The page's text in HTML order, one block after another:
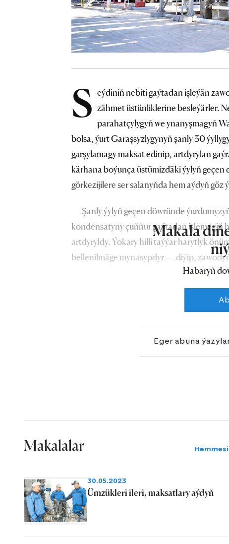
S eýdiniň nebiti gaýtadan işleýän
zähmet üstünliklerine besleýärler.
parahatçylygyň we ynanyşmagyň
bolsa, ýurt Garaşsyzlygynyň şanly 30
garşylamagy maksat edinip, artdyrylan
kärhana boýunça üstümizdäki ýylyň
görkezijilere ser salanyňda hem aýdyň göz
— Şanly ýylyň geçen döwründe
kondensatyny çuňňur gaýtadan işlemegiň
artdyryldy. Ýokary hilli taýýar harytlyk
bellenilmäge mynasypdyr — diýip,
Makala
Habaryň
Eger abuna
Makalalar Hemmesi
30.05.2023
Ümzükleri ileri, maksatlary aýdyň